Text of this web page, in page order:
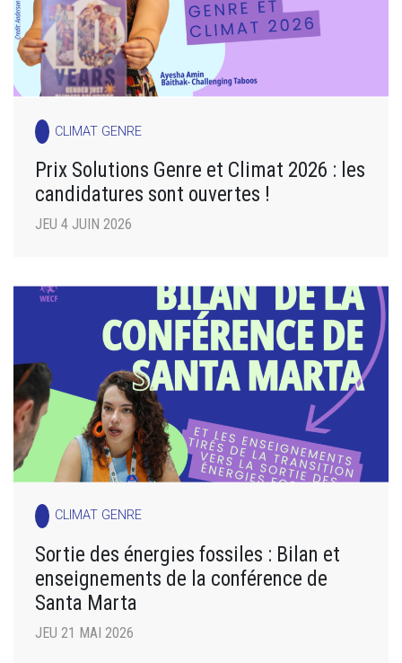
CLIMAT GENRE
Prix Solutions Genre et Climat 2026 : les
candidatures sont ouvertes !
JEU 4 JUIN 2026
CLIMAT GENRE
Sortie des énergies fossiles : Bilan et
enseignements de la conférence de
Santa Marta
JEU 21 MAI 2026